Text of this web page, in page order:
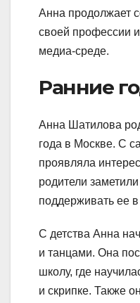
Анна продолжает
своей профессии
медиа-среде.
Ранние
Анна Шатилова
года в Москве. С
проявляла
родители
поддерживать ее
С детства Анна
и танцами. Она
школу, где
и скрипке. Также